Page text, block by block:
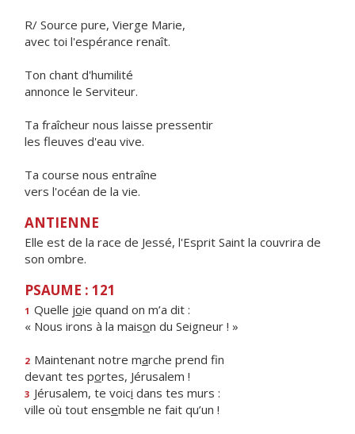
R/ Source pure, Vierge Marie,
avec toi l'espérance renaît.
Ton chant d'humilité
annonce le Serviteur.
Ta fraîcheur nous laisse pressentir
les fleuves d'eau vive.
Ta course nous entraîne
vers l'océan de la vie.
ANTIENNE
Elle est de la race de Jessé, l'Esprit Saint la couvrira de
son ombre.
PSAUME : 121
1 Quelle joie quand on m’a dit :
« Nous irons à la maison du Seigneur ! »
2 Maintenant notre marche prend fin
devant tes portes, Jérusalem !
3 Jérusalem, te voici dans tes murs :
ville où tout ensemble ne fait qu’un !